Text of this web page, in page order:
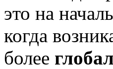
это на
когда
более